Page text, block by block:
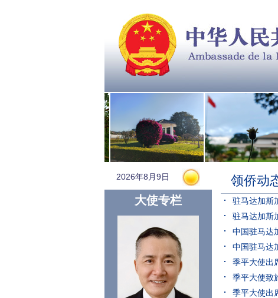
2026年8月9日
大使专栏
领侨动
驻马达加斯
驻马达加斯
中国驻马达
中国驻马达
季平大使出
季平大使致
季平大使出